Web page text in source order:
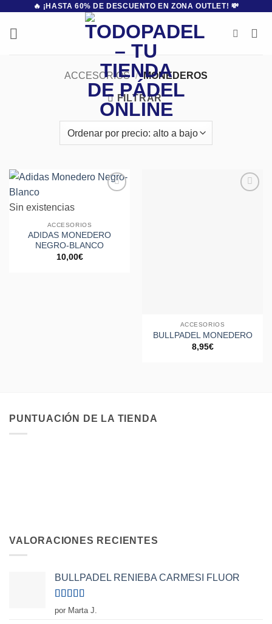
contenido
🔥 ¡HASTA 60% DE DESCUENTO EN ZONA OUTLET! 💸
ACCESORIOS / MONEDEROS
FILTRAR
Sin existencias
ACCESORIOS
ADIDAS MONEDERO
NEGRO-BLANCO
10,00€
ACCESORIOS
BULLPADEL MONEDERO
8,95€
PUNTUACIÓN DE LA TIENDA
VALORACIONES RECIENTES
BULLPADEL RENIEBA CARMESI FLUOR
Valorado
con
por Marta J.